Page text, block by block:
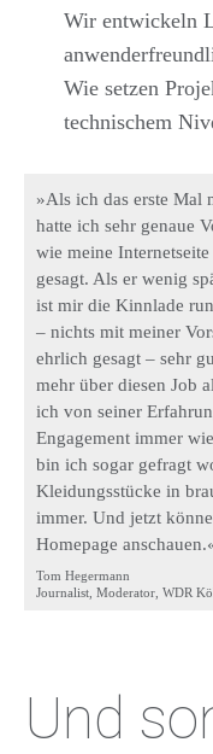
Wir entwickeln
Wie setzen
technischem
»Als ich das erste Mal
hatte ich sehr genaue
wie meine
gesagt. Als er wenig
ist mir die Kinnlade
– nichts mit meiner
ehrlich gesagt – sehr
mehr über diesen Job
ich von seiner
Engagement immer
bin ich sogar gefragt
Kleidungsstücke in
immer. Und jetzt
Homepage
Tom Hegermann
Journalist, Moderator, WDR
Und